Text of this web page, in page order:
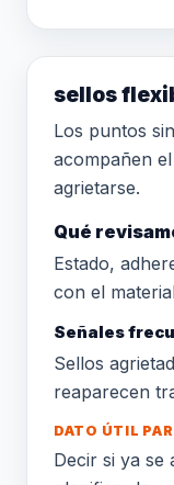
sellos
Los puntos
acompañen
agrietarse.
Qué
Estado,
con el
Señales
Sellos
reaparecen
DATO ÚTIL
Decir si ya se